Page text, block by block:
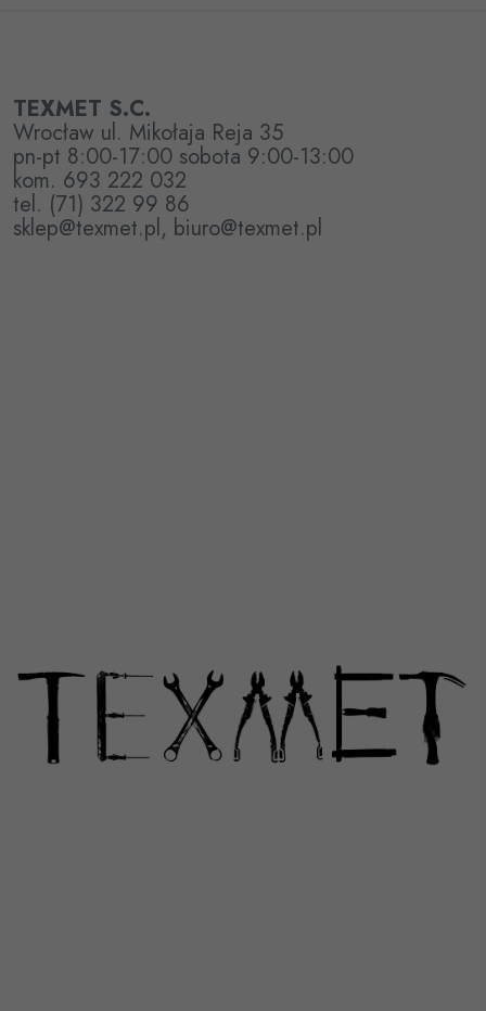
TEXMET S.C.
Wrocław ul. Mikołaja Reja 35
pn-pt 8:00-17:00 sobota 9:00-13:00
kom. 693 222 032
tel. (71) 322 99 86
sklep@texmet.pl, biuro@texmet.pl